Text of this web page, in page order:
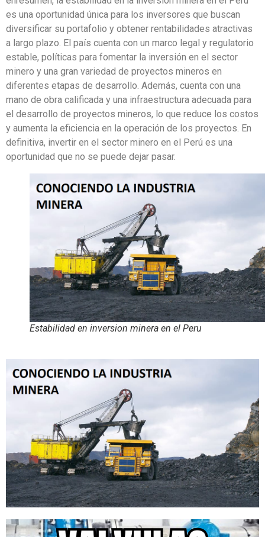
es una oportunidad única para los inversores que buscan
diversificar su portafolio y obtener rentabilidades atractivas
a largo plazo. El país cuenta con un marco legal y regulatorio
estable, políticas para fomentar la inversión en el sector
minero y una gran variedad de proyectos mineros en
diferentes etapas de desarrollo. Además, cuenta con una
mano de obra calificada y una infraestructura adecuada para
el desarrollo de proyectos mineros, lo que reduce los costos
y aumenta la eficiencia en la operación de los proyectos. En
definitiva, invertir en el sector minero en el Perú es una
oportunidad que no se puede dejar pasar.
Estabilidad en inversion minera en el Peru